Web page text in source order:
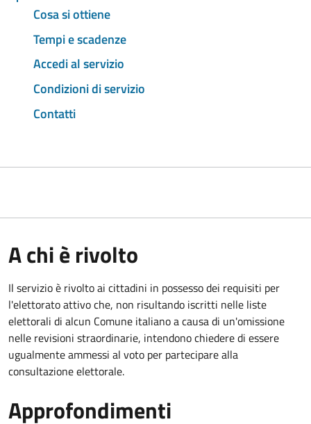
Cosa si ottiene
Tempi e scadenze
Accedi al servizio
Condizioni di servizio
Contatti
A chi è rivolto
Il servizio è rivolto ai cittadini in possesso dei requisiti per
l'elettorato attivo che, non risultando iscritti nelle liste
elettorali di alcun Comune italiano a causa di un'omissione
nelle revisioni straordinarie, intendono chiedere di essere
ugualmente ammessi al voto per partecipare alla
consultazione elettorale.
Approfondimenti